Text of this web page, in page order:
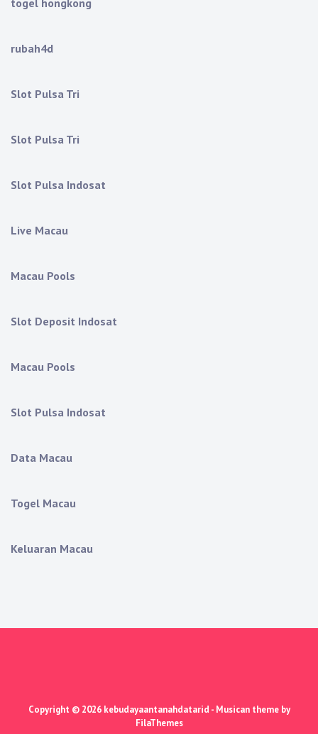
togel hongkong
rubah4d
Slot Pulsa Tri
Slot Pulsa Tri
Slot Pulsa Indosat
Live Macau
Macau Pools
Slot Deposit Indosat
Macau Pools
Slot Pulsa Indosat
Data Macau
Togel Macau
Keluaran Macau
Copyright © 2026 kebudayaantanahdatarid - Musican theme by
FilaThemes